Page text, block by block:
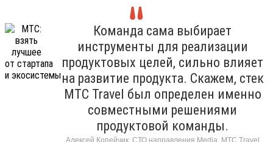
Команда сама выбирает
инструменты для реализации
продуктовых целей, сильно влияет
на развитие продукта. Скажем, стек
МТС Travel был определен именно
совместными решениями
продуктовой команды.
Алексей Копейчик, СТО направления Media, МТС Travel